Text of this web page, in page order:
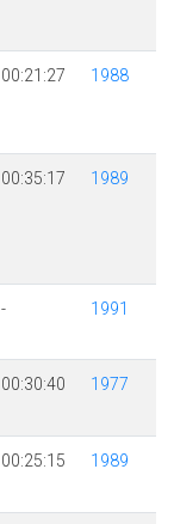
00:21:27 1988
00:35:17 1989
- 1991
00:30:40 1977
00:25:15 1989